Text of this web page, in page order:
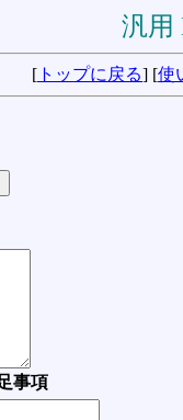
汎用
[ トップに戻る] [使
事項